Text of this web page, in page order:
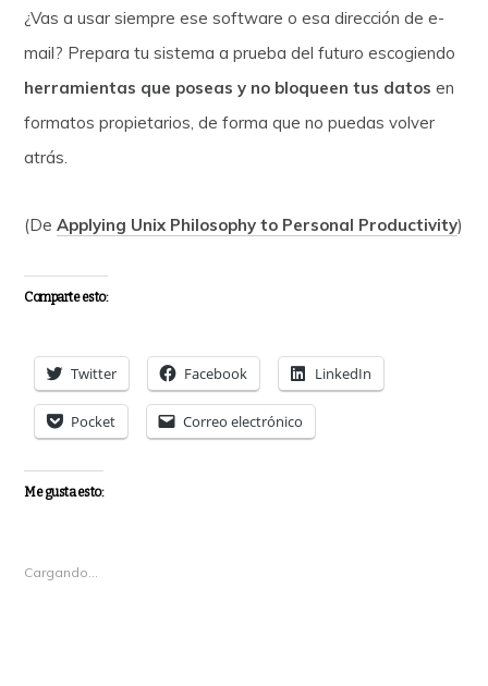
¿Vas a usar siempre ese software o esa dirección de e-
mail? Prepara tu sistema a prueba del futuro escogiendo
herramientas que poseas y no bloqueen tus datos en
formatos propietarios, de forma que no puedas volver
atrás.
(DeApplying Unix Philosophy to Personal Productivity)
Comparte esto:
Twitter Facebook LinkedIn
Pocket Correo electrónico
Me gusta esto:
Cargando...